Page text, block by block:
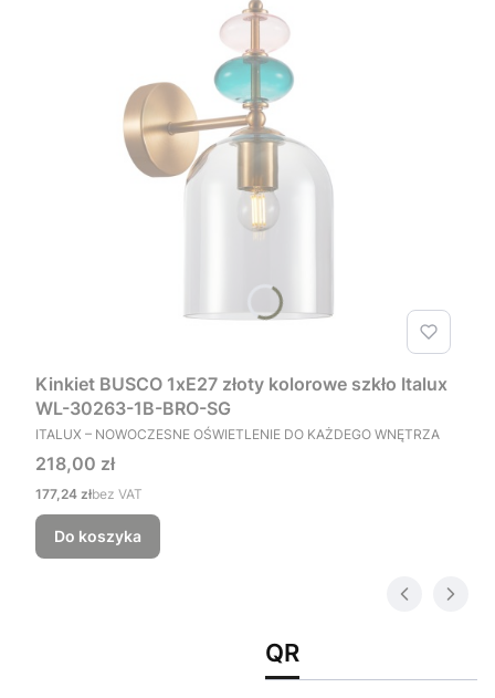
Kinkiet BUSCO 1xE27 złoty kolorowe szkło Italux
WL-30263-1B-BRO-SG
PRODUCENT
ITALUX – NOWOCZESNE OŚWIETLENIE DO KAŻDEGO WNĘTRZA
Cena
218,00 zł
Cena
177,24 złbez VAT
Do koszyka
QR